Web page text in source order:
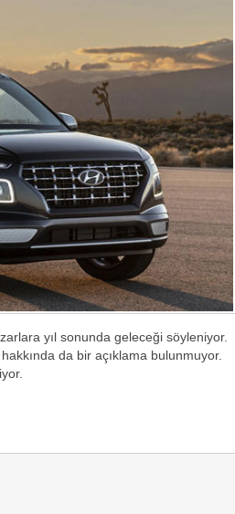
yıl sonunda geleceği söyleniyor.
da bir açıklama bulunmuyor.